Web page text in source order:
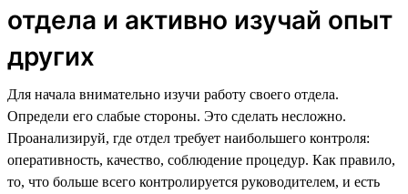
отдела и активно изучай опыт
других
Для начала внимательно изучи работу своего отдела.
Определи его слабые стороны. Это сделать несложно.
Проанализируй, где отдел требует наибольшего контроля:
оперативность, качество, соблюдение процедур. Как правило,
то, что больше всего контролируется руководителем, и есть